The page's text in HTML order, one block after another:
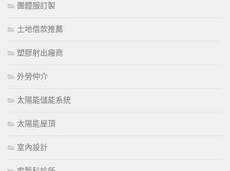
團體服訂製
土地借款推薦
塑膠射出廠商
外勞仲介
太陽能儲能系統
太陽能屋頂
室內設計